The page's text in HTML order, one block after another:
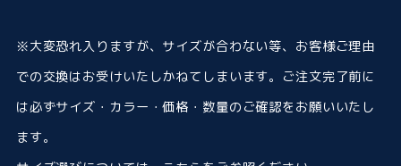
※大変恐れ入りますが、サイズが合わない等、お客様ご理由
での交換はお受けいたしかねてしまいます。ご注文完了前に
は必ずサイズ・カラー・価格・数量のご確認をお願いいたし
ます。